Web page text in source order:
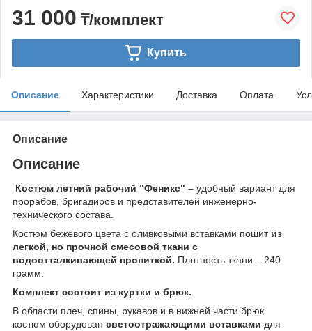
31 000 ₸/комплект
Купить
Описание Характеристики Доставка Оплата
Описание
Описание
Костюм летний рабочий "Феникс" – удобный вариант для
прорабов, бригадиров и представителей инженерно-
технического состава.
Костюм бежевого цвета с оливковыми вставками пошитиз
легкой, но прочной смесовой ткани с
водоотталкивающей пропиткой. Плотность ткани – 240
грамм.
Комплект состоит из куртки и брюк.
В области плеч, спины, рукавов и в нижней части брюк
костюм оборудован светоотражающими вставками для